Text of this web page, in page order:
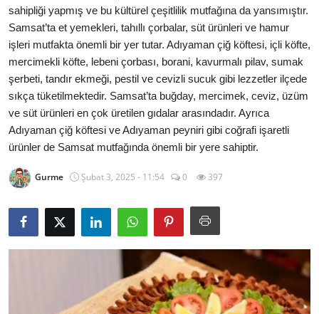
Diyet & Sağlıklı Beslenme
İletişim
Şehirler
Helal Gıda & Dini Hükümler
Gıda Güvenliği & Bilimi
Kalori & Diyet Rehberi
Mutfak Püf Noktaları & İpuçları
Mekan & Lezzet Rotaları
Temel Gıda ve Ürün Rehberleri
İçecek Kültürü & Barista
sahipliği yapmış ve bu kültürel çeşitlilik mutfağına da yansımıştır.
Samsat’ta et yemekleri, tahıllı çorbalar, süt ürünleri ve hamur
işleri mutfakta önemli bir yer tutar. Adıyaman çiğ köftesi, içli köfte,
mercimekli köfte, lebeni çorbası, borani, kavurmalı pilav, sumak
şerbeti, tandır ekmeği, pestil ve cevizli sucuk gibi lezzetler ilçede
sıkça tüketilmektedir. Samsat’ta buğday, mercimek, ceviz, üzüm
ve süt ürünleri en çok üretilen gıdalar arasındadır. Ayrıca
Adıyaman çiğ köftesi ve Adıyaman peyniri gibi coğrafi işaretli
ürünler de Samsat mutfağında önemli bir yere sahiptir.
Gurme Şubat 3, 2025 - 11:54 0 397